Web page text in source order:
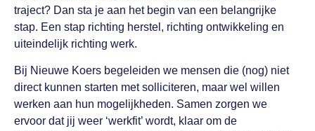
traject? Dan sta je aan het begin van een belangrijke
stap. Een stap richting herstel, richting ontwikkeling en
uiteindelijk richting werk.
Bij Nieuwe Koers begeleiden we mensen die (nog) niet
direct kunnen starten met solliciteren, maar wel willen
werken aan hun mogelijkheden. Samen zorgen we
ervoor dat jij weer ‘werkfit’ wordt, klaar om de